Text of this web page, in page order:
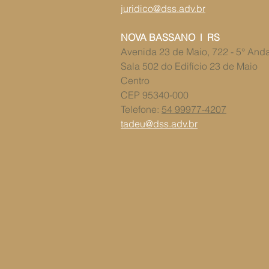
juridico@dss.adv.br
NOVA BASSANO l RS
Avenida 23 de Maio, 722 - 5°
Sala 502 do ​Edifício 23 de Maio
Centro
CEP 95340-000
Telefone: 54 99977-4207
tadeu@dss.adv.br